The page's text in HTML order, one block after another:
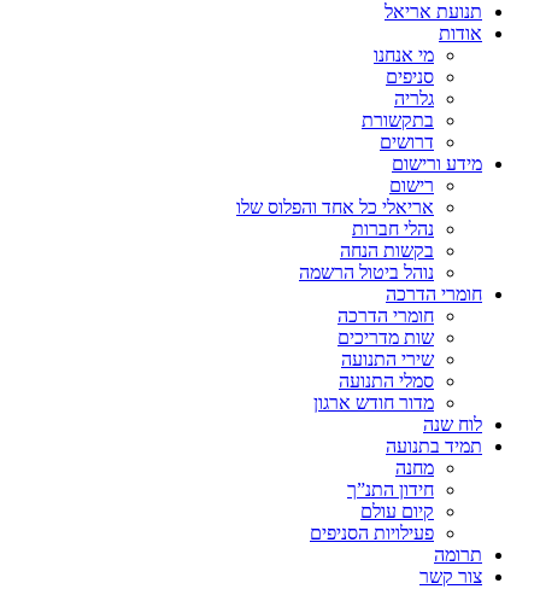
תנועת אריאל
אודות
מי אנחנו
סניפים
גלריה
בתקשורת
דרושים
מידע ורישום
רישום
אריאלי כל אחד והפלוס שלו
נהלי חברות
בקשות הנחה
נוהל ביטול הרשמה
חומרי הדרכה
חומרי הדרכה
שות מדריכים
שירי התנועה
סמלי התנועה
מדור חודש ארגון
לוח שנה
תמיד בתנועה
מחנה
חידון התנ”ך
קיום עולם
פעילויות הסניפים
תרומה
צור קשר